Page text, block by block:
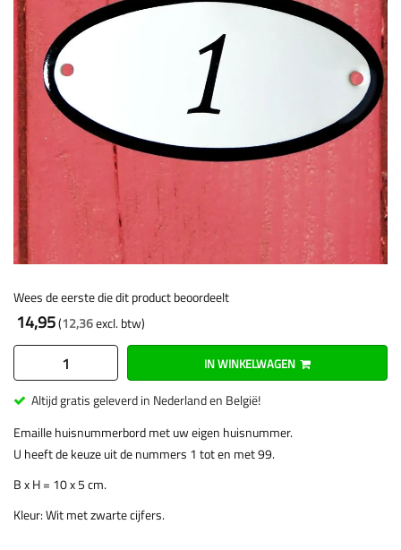
Wees de eerste die dit product beoordeelt
14,95 12,36
IN WINKELWAGEN
Altijd gratis geleverd in Nederland en België!
Emaille huisnummerbord met uw eigen huisnummer.
U heeft de keuze uit de nummers 1 tot en met 99.
B x H = 10 x 5 cm.
Kleur: Wit met zwarte cijfers.